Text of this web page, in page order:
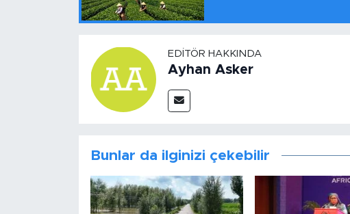
EDITÖR HAKKINDA
Ayhan Asker
Bunlar da ilginizi çekebilir